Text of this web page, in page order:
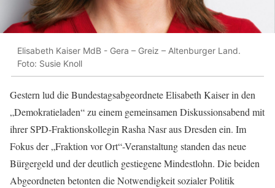
Elisabeth Kaiser MdB - Gera – Greiz – Altenburger Land.
Foto: Susie Knoll
Gestern lud die Bundestagsabgeordnete Elisabeth Kaiser in den
„Demokratieladen“ zu einem gemeinsamen Diskussionsabend mit
ihrer SPD-Fraktionskollegin Rasha Nasr aus Dresden ein. Im
Fokus der „Fraktion vor Ort“-Veranstaltung standen das neue
Bürgergeld und der deutlich gestiegene Mindestlohn. Die beiden
Abgeordneten betonten die Notwendigkeit sozialer Politik